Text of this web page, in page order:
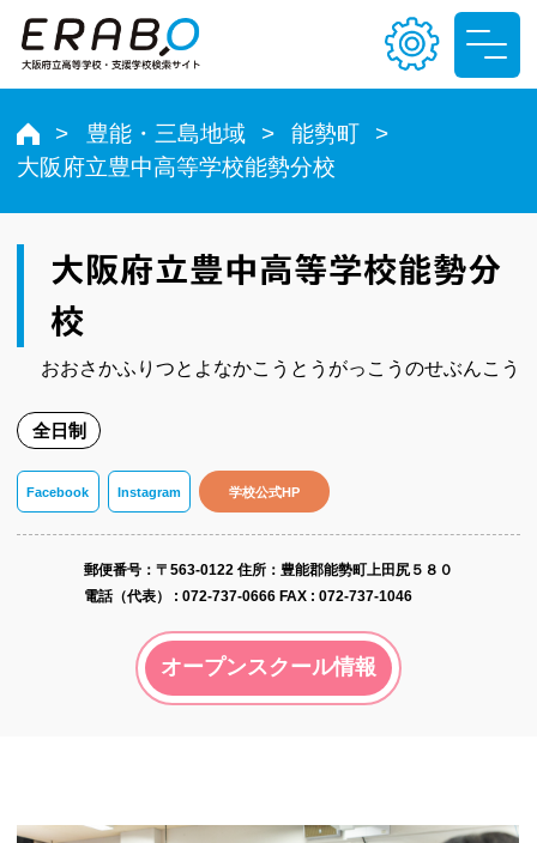
文字サイズ
豊能・三島地域
能勢町
大阪府立豊中高等学校能勢分校
大阪府立豊中高等学校能勢分
校
おおさかふりつとよなかこうとうがっこうのせぶんこう
全日制
Facebook Instagram 学校公式HP
郵便番号​：〒563-0122 住所：豊能郡能勢町上田尻５８０
電話（代表） : 072-737-0666 FAX : 072-737-1046
オープンスクール情報